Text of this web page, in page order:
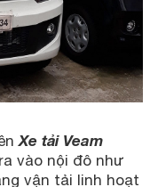
Xe tải Veam
vào nội đô như
vận tải linh hoạt